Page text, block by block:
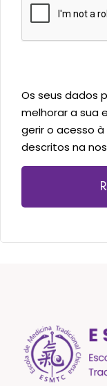
Os seus dados
melhorar a sua
gerir o acesso
descritos na